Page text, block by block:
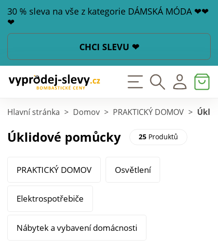
30 % sleva na vše z kategorie DÁMSKÁ MÓDA ❤❤
❤
CHCI SLEVU ❤
Hlavní stránka > Domov > PRAKTICKÝ DOMOV >
Úklidové pomůcky 25Produktů
PRAKTICKÝ DOMOV Osvětlení
Elektrospotřebiče
Nábytek a vybavení domácnosti